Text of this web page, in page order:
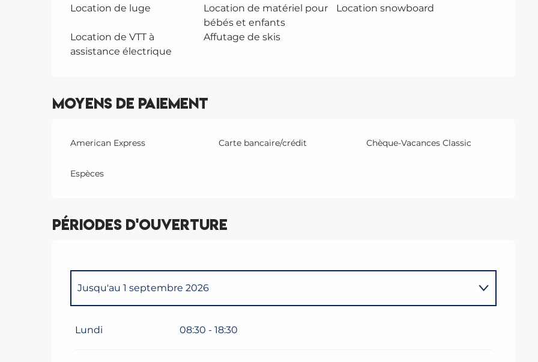
Location de luge
Location de matériel pour
bébés et enfants
Location snowboard
Location de VTT à
assistance électrique
Affutage de skis
Moyens de paiement
American Express Carte bancaire/crédit Chèque-Vacances Classic
Espèces
Périodes d'ouverture
Jusqu'au 1 septembre 2026
Lundi 08:30 - 18:30